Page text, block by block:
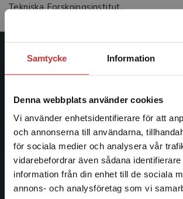
Samtycke Information
Denna webbplats använder cookies
Vi använder enhetsidentifierare för att
och annonserna till användarna,
för sociala medier och analysera vår
vidarebefordrar även sådana
information från din enhet till de sociala
annons- och analysföretag som vi
Begränsad
Tekniska Forskningsinstitut.
Studentlitteratur
ledande utbildningsförlag. Med
facklitteratur, utbildningar och digitala
informationstjänster i utbudet, finns
längs hela kunskapsresan.
Kontakta oss